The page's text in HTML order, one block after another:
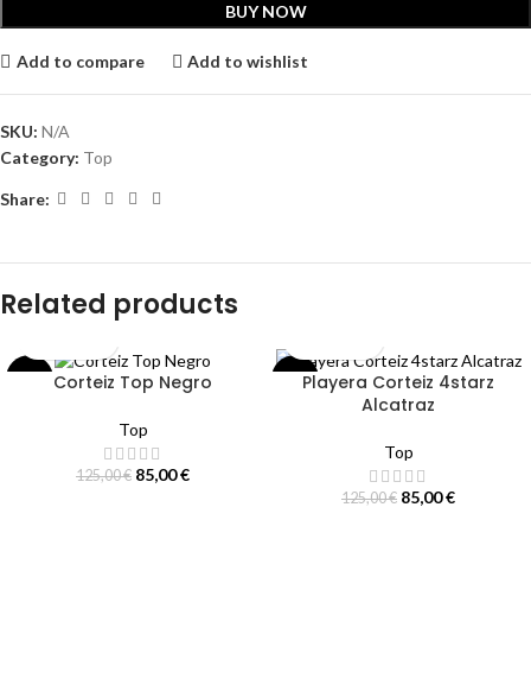
BUY NOW
Add to compare Add to wishlist
SKU: N/A
Category: Top
Share:
Related products
Corteiz Top Negro
Top
125,00€ 85,00€
-32%Playera Corteiz 4starz
Alcatraz
Top
125,00€ 85,00€